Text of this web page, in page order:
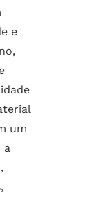
e
um
a